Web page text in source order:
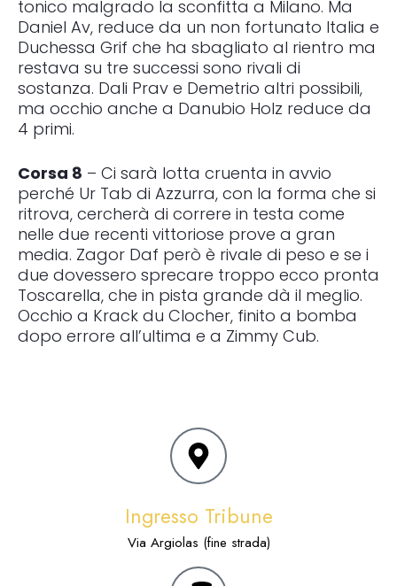
tonico malgrado la sconfitta a Milano. Ma
Daniel Av, reduce da un non fortunato Italia e
Duchessa Grif che ha sbagliato al rientro ma
restava su tre successi sono rivali di
sostanza. Dali Prav e Demetrio altri possibili,
ma occhio anche a Danubio Holz reduce da
4 primi.
Corsa 8 – Ci sarà lotta cruenta in avvio
perché Ur Tab di Azzurra, con la forma che si
ritrova, cercherà di correre in testa come
nelle due recenti vittoriose prove a gran
media. Zagor Daf però è rivale di peso e se i
due dovessero sprecare troppo ecco pronta
Toscarella, che in pista grande dà il meglio.
Occhio a Krack du Clocher, finito a bomba
dopo errore all’ultima e a Zimmy Cub.
Ingresso Tribune
Via Argiolas (fine strada)